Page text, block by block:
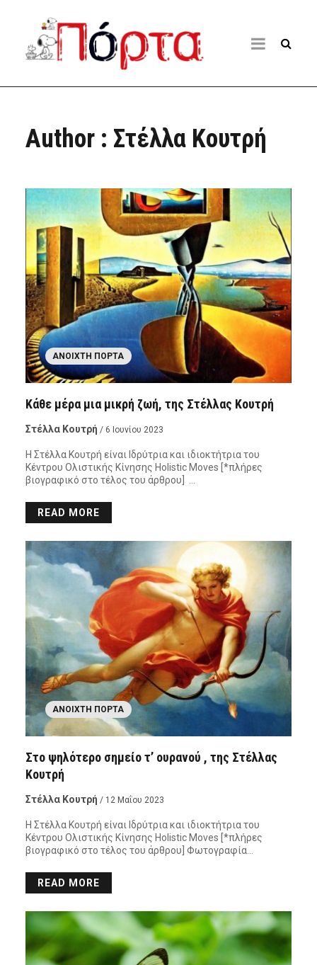
Author : Στέλλα Κουτρή
ΑΝΟΙΧΤΉ ΠΌΡΤΑ
Κάθε μέρα μια μικρή ζωή, της Στέλλας Κουτρή
Στέλλα Κουτρή / 6 Ιουνίου 2023
Η Στέλλα Κουτρή είναι Ιδρύτρια και ιδιοκτήτρια του
Κέντρου Ολιστικής Κίνησης Holistic Moves [*πλήρες
βιογραφικό στο τέλος του άρθρου] …
READ MORE
ΑΝΟΙΧΤΉ ΠΌΡΤΑ
Στο ψηλότερο σημείο τ’ ουρανού , της Στέλλας
Κουτρή
Στέλλα Κουτρή / 12 Μαΐου 2023
Η Στέλλα Κουτρή είναι Ιδρύτρια και ιδιοκτήτρια του
Κέντρου Ολιστικής Κίνησης Holistic Moves [*πλήρες
βιογραφικό στο τέλος του άρθρου] Φωτογραφία…
READ MORE